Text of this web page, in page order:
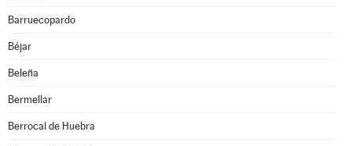
Barruecopardo
Béjar
Beleña
Bermellar
Berrocal de Huebra